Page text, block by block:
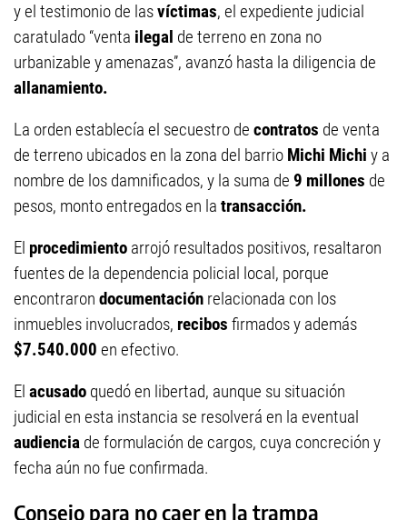
y el testimonio de lasvíctimas, el expediente judicial
caratulado “venta ilegal de terreno en zona no
urbanizable y amenazas”, avanzó hasta la diligencia de
allanamiento.
La orden establecía el secuestro de contratos de venta
de terreno ubicados en la zona del barrio Michi Michi y a
nombre de los damnificados, y la suma de 9 millones de
pesos, monto entregados en la transacción.
El procedimiento arrojó resultados positivos, resaltaron
fuentes de la dependencia policial local, porque
encontraron documentación relacionada con los
inmuebles involucrados, recibos firmados y además
$7.540.000 en efectivo.
El acusado quedó en libertad, aunque su situación
judicial en esta instancia se resolverá en la eventual
audiencia de formulación de cargos, cuya concreción y
fecha aún no fue confirmada.
Consejo para no caer en la trampa